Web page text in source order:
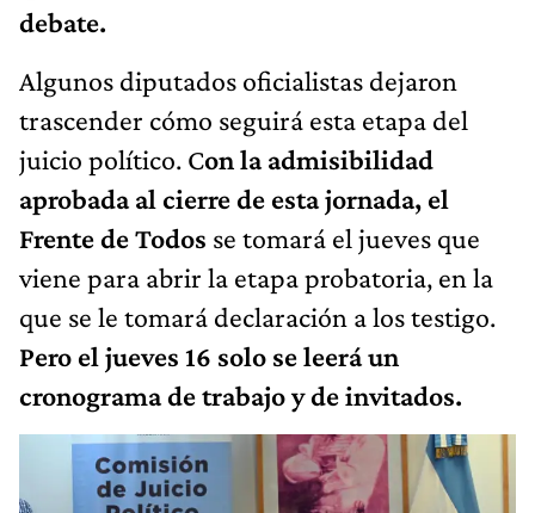
debate.
Algunos diputados oficialistas dejaron
trascender cómo seguirá esta etapa del
juicio político. Con la admisibilidad
aprobada al cierre de esta jornada, el
Frente de Todos se tomará el jueves que
viene para abrir la etapa probatoria, en la
que se le tomará declaración a los testigo.
Pero el jueves 16 solo se leerá un
cronograma de trabajo y de invitados.